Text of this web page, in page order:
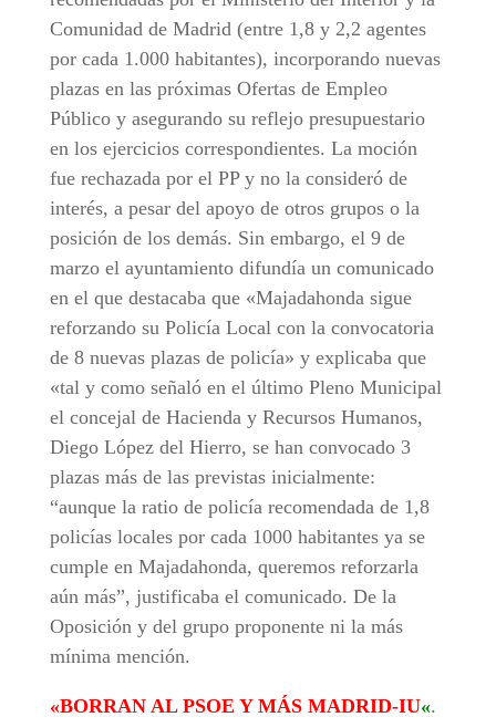
Comunidad de Madrid (entre 1,8 y 2,2 agentes
por cada 1.000 habitantes), incorporando nuevas
plazas en las próximas Ofertas de Empleo
Público y asegurando su reflejo presupuestario
en los ejercicios correspondientes. La moción
fue rechazada por el PP y no la consideró de
interés, a pesar del apoyo de otros grupos o la
posición de los demás. Sin embargo, el 9 de
marzo el ayuntamiento difundía un comunicado
en el que destacaba que «Majadahonda sigue
reforzando su Policía Local con la convocatoria
de 8 nuevas plazas de policía» y explicaba que
«tal y como señaló en el último Pleno Municipal
el concejal de Hacienda y Recursos Humanos,
Diego López del Hierro, se han convocado 3
plazas más de las previstas inicialmente:
“aunque la ratio de policía recomendada de 1,8
policías locales por cada 1000 habitantes ya se
cumple en Majadahonda, queremos reforzarla
aún más”, justificaba el comunicado. De la
Oposición y del grupo proponente ni la más
mínima mención.
«BORRAN AL PSOE Y MÁS MADRID-IU«.